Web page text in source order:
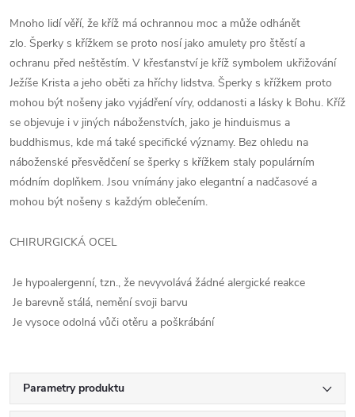
Mnoho lidí věří, že kříž má ochrannou moc a může odhánět
zlo. Šperky s křížkem se proto nosí jako amulety pro štěstí a
ochranu před neštěstím. V křesťanství je kříž symbolem ukřižování
Ježíše Krista a jeho oběti za hříchy lidstva. Šperky s křížkem proto
mohou být nošeny jako vyjádření víry, oddanosti a lásky k Bohu. Kříž
se objevuje i v jiných náboženstvích, jako je hinduismus a
buddhismus, kde má také specifické významy. Bez ohledu na
náboženské přesvědčení se šperky s křížkem staly populárním
módním doplňkem. Jsou vnímány jako elegantní a nadčasové a
mohou být nošeny s každým oblečením.
CHIRURGICKÁ OCEL
Je hypoalergenní, tzn., že nevyvolává žádné alergické reakce
Je barevně stálá, nemění svoji barvu
Je vysoce odolná vůči otěru a poškrábání
Parametry produktu